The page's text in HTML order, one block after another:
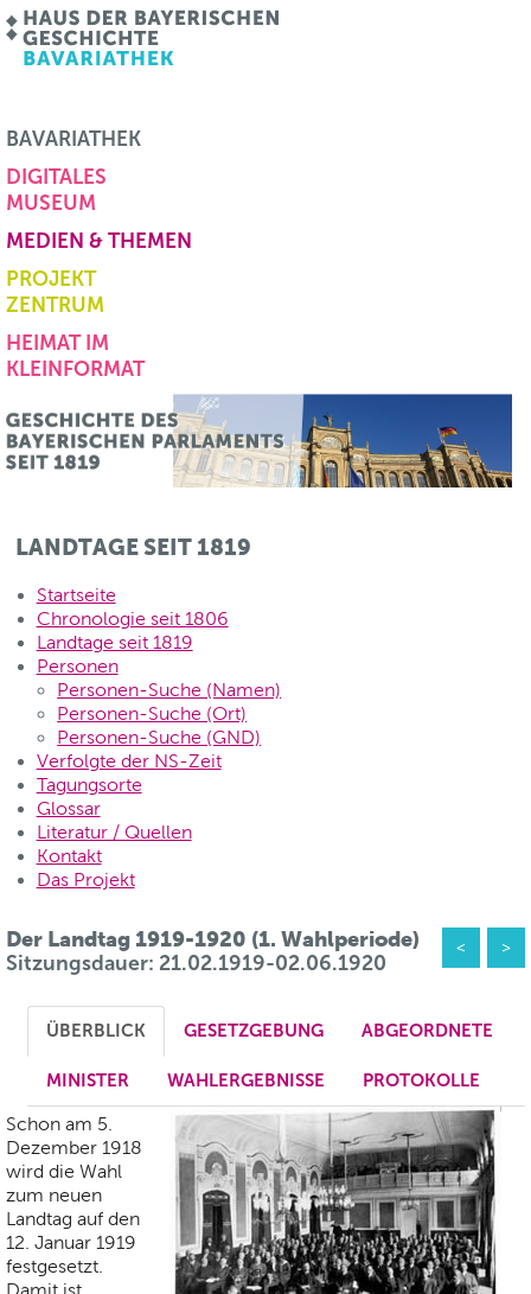
BAVARIATHEK
DIGITALES
MUSEUM
MEDIEN & THEMEN
PROJEKT
ZENTRUM
HEIMAT IM
KLEINFORMAT
LANDTAGE SEIT 1819
Startseite
Chronologie seit 1806
Landtage seit 1819
Personen
Personen-Suche (Namen)
Personen-Suche (Ort)
Personen-Suche (GND)
Verfolgte der NS-Zeit
Tagungsorte
Glossar
Literatur / Quellen
Kontakt
Das Projekt
Der Landtag 1919-1920 (1. Wahlperiode) < >
Sitzungsdauer: 21.02.1919-02.06.1920
ÜBERBLICK GESETZGEBUNG ABGEORDNETE
MINISTER WAHLERGEBNISSE PROTOKOLLE
Schon am 5.
Dezember 1918
wird die Wahl
zum neuen
Landtag auf den
12. Januar 1919
festgesetzt.
Damit ist